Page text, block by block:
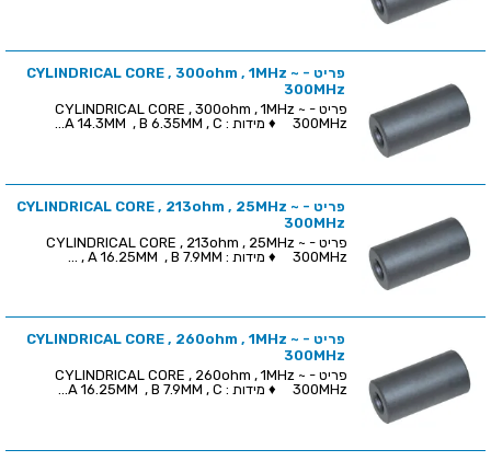
פריט - CYLINDRICAL CORE , 300ohm , 1MHz ~
300MHz
פריט - CYLINDRICAL CORE , 300ohm , 1MHz ~
300MHz ♦ מידות : A 14.3MM , B 6.35MM , C...
פריט - CYLINDRICAL CORE , 213ohm , 25MHz ~
300MHz
פריט - CYLINDRICAL CORE , 213ohm , 25MHz ~
300MHz ♦ מידות : A 16.25MM , B 7.9MM , ...
פריט - CYLINDRICAL CORE , 260ohm , 1MHz ~
300MHz
פריט - CYLINDRICAL CORE , 260ohm , 1MHz ~
300MHz ♦ מידות : A 16.25MM , B 7.9MM , C...